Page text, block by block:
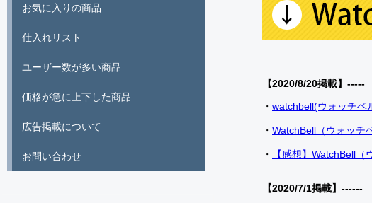
【2020/8/20掲載】-----
・ watchbell(ウォッチベ
・ WatchBell（ウォッチ
・ 【感想】WatchBell
【2020/7/1掲載】------
お気に入りの商品
仕入れリスト
ユーザー数が多い商品
価格が急に上下した商品
広告掲載について
お問い合わせ